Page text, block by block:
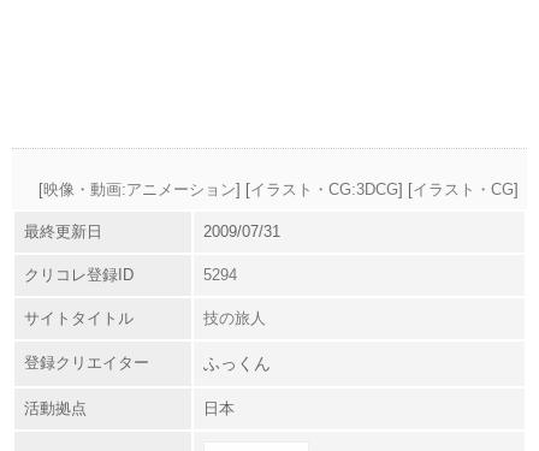
[映像・動画:アニメーション] [イラスト・CG:3DCG] [イラスト・CG]
最終更新日 2009/07/31
クリコレ登録ID 5294
サイトタイトル 技の旅人
登録クリエイター ふっくん
活動拠点 日本